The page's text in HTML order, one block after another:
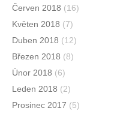
Červen 2018 (16)
Květen 2018 (7)
Duben 2018 (12)
Březen 2018 (8)
Únor 2018 (6)
Leden 2018 (2)
Prosinec 2017 (5)